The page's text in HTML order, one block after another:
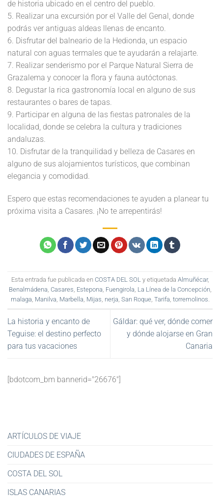
de historia ubicado en el centro del pueblo.
5. Realizar una excursión por el Valle del Genal, donde
podrás ver antiguas aldeas llenas de encanto.
6. Disfrutar del balneario de la Hedionda, un espacio
natural con aguas termales que te ayudarán a relajarte.
7. Realizar senderismo por el Parque Natural Sierra de
Grazalema y conocer la flora y fauna autóctonas.
8. Degustar la rica gastronomía local en alguno de sus
restaurantes o bares de tapas.
9. Participar en alguna de las fiestas patronales de la
localidad, donde se celebra la cultura y tradiciones
andaluzas.
10. Disfrutar de la tranquilidad y belleza de Casares en
alguno de sus alojamientos turísticos, que combinan
elegancia y comodidad.
Espero que estas recomendaciones te ayuden a planear tu
próxima visita a Casares. ¡No te arrepentirás!
Esta entrada fue publicada en COSTA DEL SOLy etiquetada Almuñécar,
Benalmádena, Casares, Estepona, Fuengirola, La Línea de la Concepción,
malaga, Manilva, Marbella, Mijas, nerja, San Roque, Tarifa, torremolinos.
La historia y encanto de
Teguise: el destino perfecto
para tus vacaciones
Gáldar: qué ver, dónde comer
y dónde alojarse en Gran
Canaria
[bdotcom_bm bannerid="26676"]
ARTÍCULOS DE VIAJE
CIUDADES DE ESPAÑA
COSTA DEL SOL
ISLAS CANARIAS